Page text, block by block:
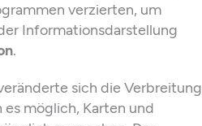
verzierten, um
Informationsdarstellung
.
sich die Verbreitung
möglich, Karten und